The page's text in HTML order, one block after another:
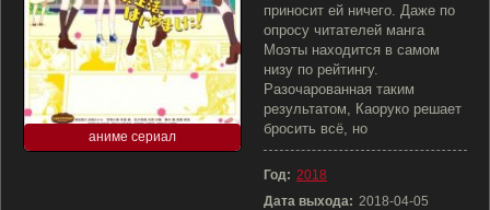
аниме сериал
приносит ей ничего. Даже по
опросу читателей манга
Моэты находится в самом
низу по рейтингу.
Разочарованная таким
результатом, Каоруко решает
бросить всё, но
Год: 2018
Дата выхода: 2018-04-05